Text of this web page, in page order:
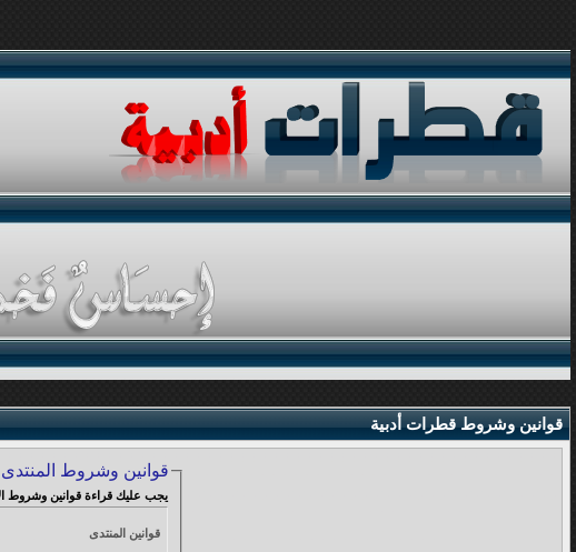
قوانين وشروط قطرات أدبية
قوانين وشروط المنتدى
يجب عليك قراءة قوانين وشروط الاشتراك في المنتدى والموافقة عليها , قبل البدء في عملية التسجيل:
قوانين المنتدى